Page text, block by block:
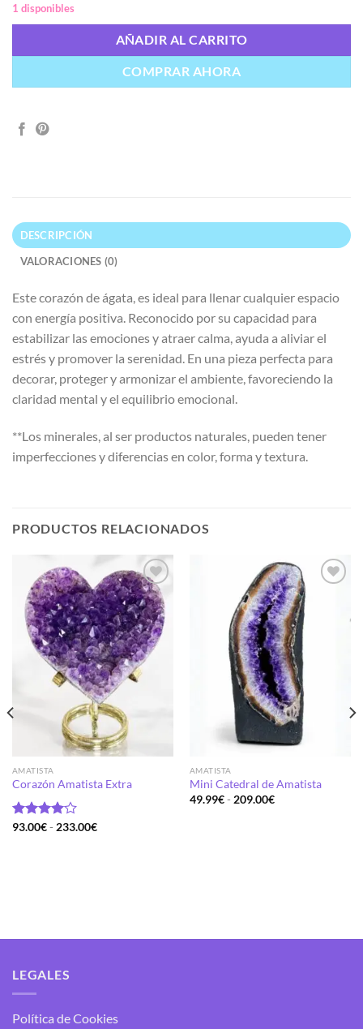
1 disponibles
AÑADIR AL CARRITO
COMPRAR AHORA
DESCRIPCIÓN
VALORACIONES (0)
Este corazón de ágata, es ideal para llenar cualquier espacio
con energía positiva. Reconocido por su capacidad para
estabilizar las emociones y atraer calma, ayuda a aliviar el
estrés y promover la serenidad. En una pieza perfecta para
decorar, proteger y armonizar el ambiente, favoreciendo la
claridad mental y el equilibrio emocional.
**Los minerales, al ser productos naturales, pueden tener
imperfecciones y diferencias en color, forma y textura.
PRODUCTOS RELACIONADOS
Añadir
a la
lista de
deseos
AMATISTA
Corazón Amatista Extra
Valorado
93.00€ - 233.00€Rango
AMATISTA
Mini Catedral de Amatista
49.99€ - 209.00€Rango
LEGALES
Política de Cookies